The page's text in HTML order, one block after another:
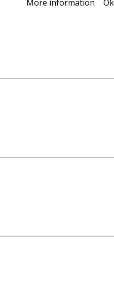
More information Ok